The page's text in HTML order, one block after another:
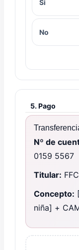
Si
No
5. Pago
Nº de
0159 5567
Titular:
Concepto:
niña] +